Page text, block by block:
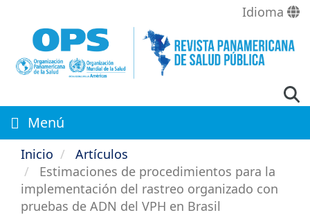
contenido
principal
Idioma
Menú
Inicio
Artículos
Estimaciones de procedimientos para la
implementación del rastreo organizado con
pruebas de ADN del VPH en Brasil